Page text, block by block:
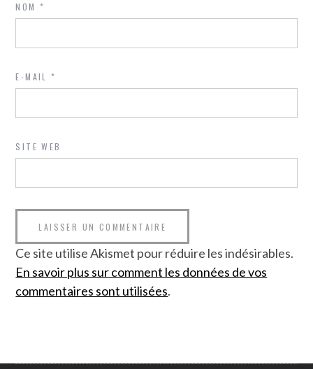
NOM*
E-MAIL*
SITE WEB
Ce site utilise Akismet pour réduire les indésirables.
En savoir plus sur comment les données de vos
commentaires sont utilisées.